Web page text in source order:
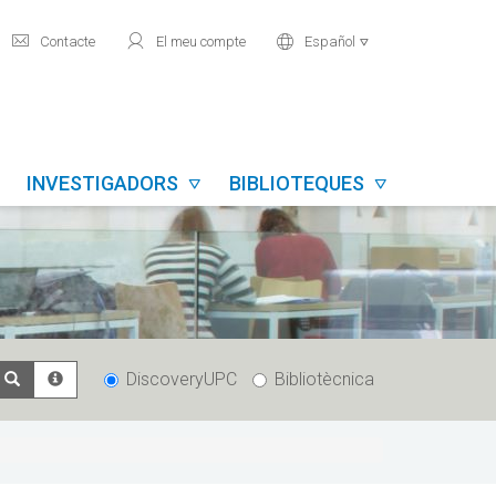
mail Contacte user El meu compte world Español 
INVESTIGADORS  BIBLIOTEQUES 
DiscoveryUPC Bibliotècnica